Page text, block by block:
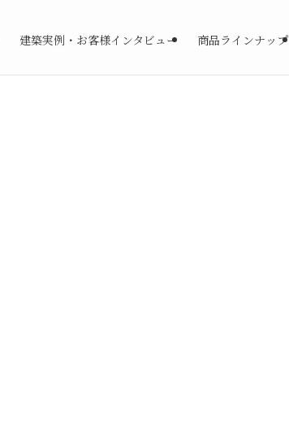
建築実例・お客様インタビュー 商品ラインナップ